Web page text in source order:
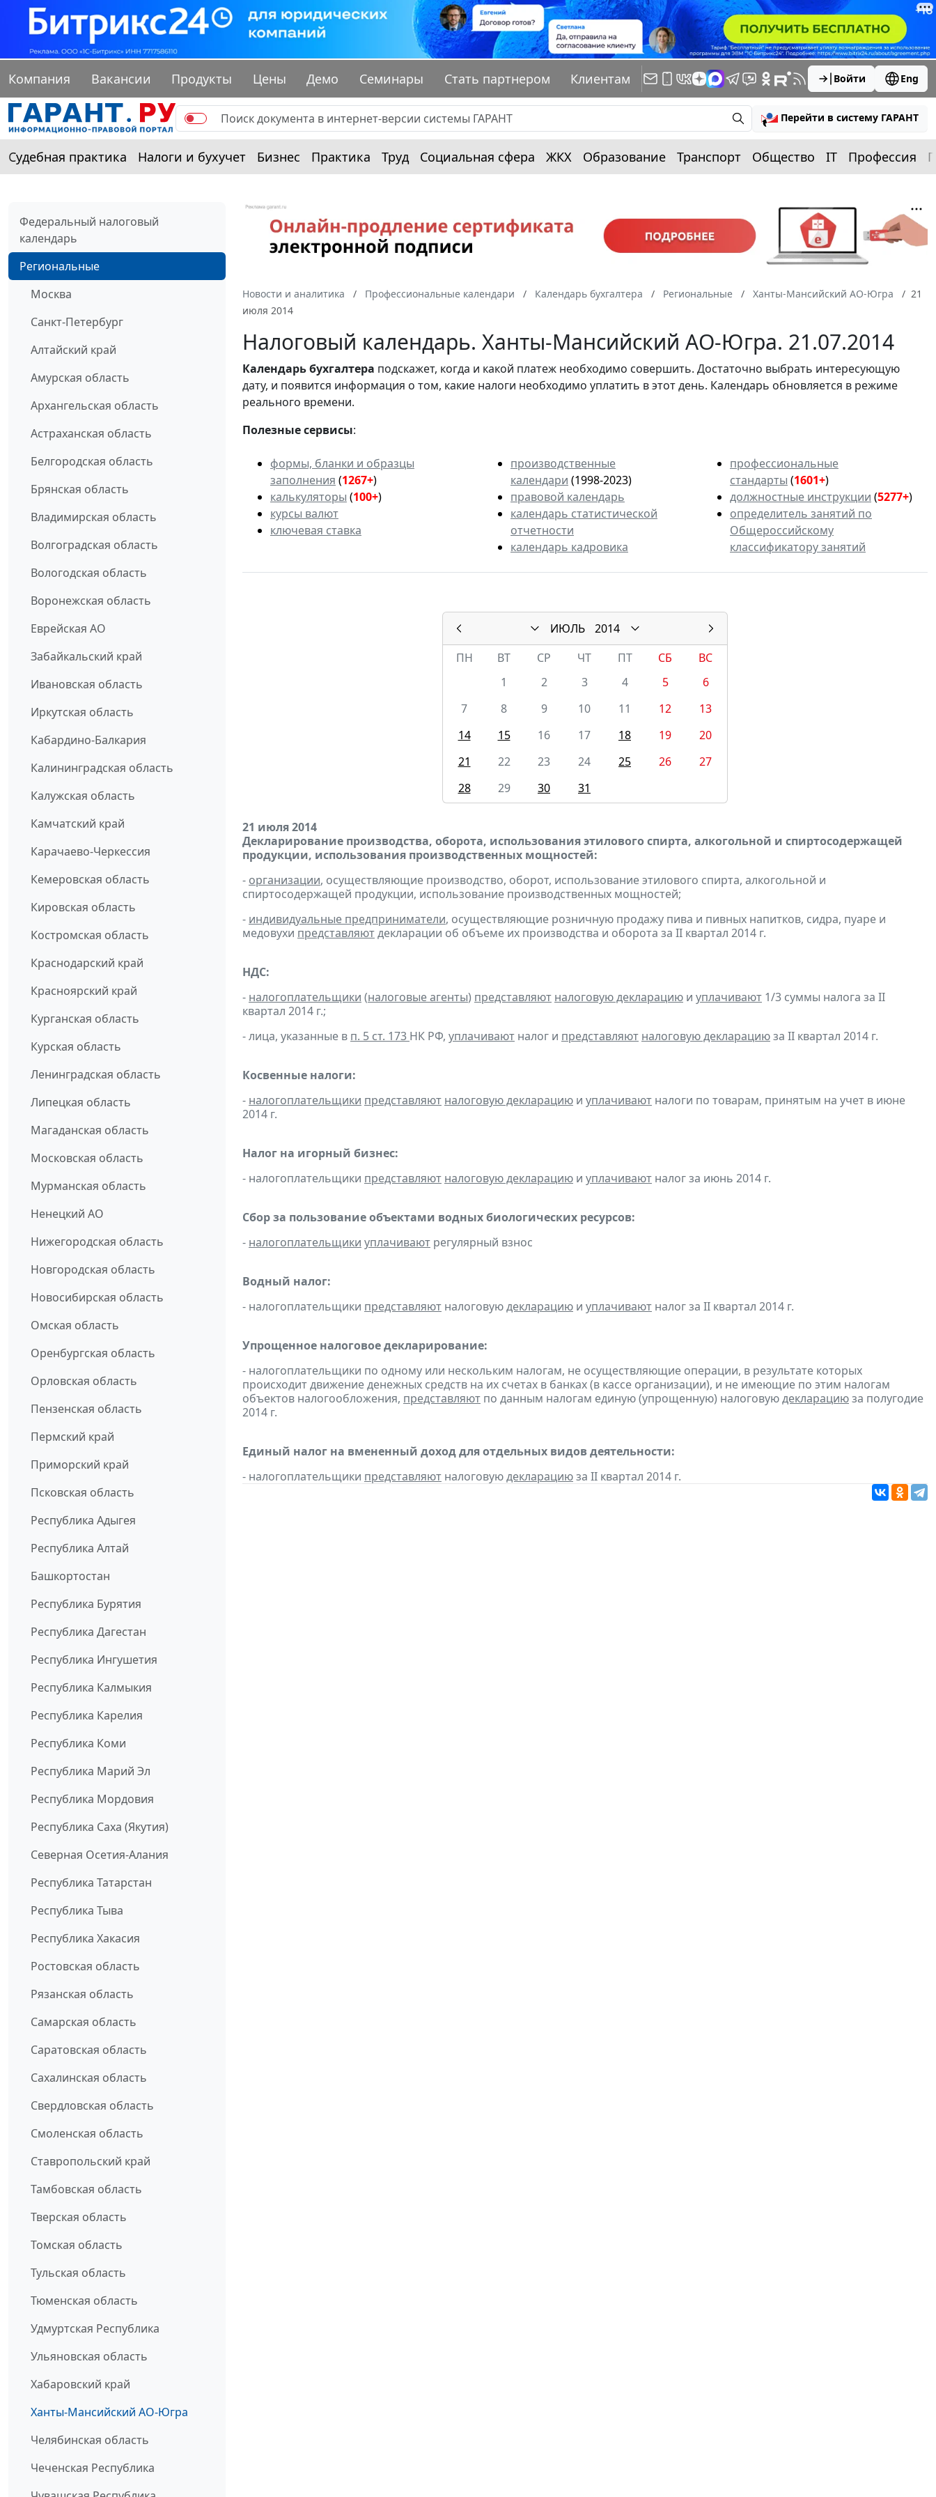
Компания Вакансии Продукты Цены Демо Семинары Стать партнером Клиентам Войти Eng
Перейти в систему ГАРАНТ
Судебная практика Налоги и бухучет Бизнес Практика Труд Социальная сфера ЖКХ Образование Транспорт Общество IT Профессия
Федеральный налоговый
календарь
Региональные
Москва
Санкт-Петербург
Алтайский край
Амурская область
Архангельская область
Астраханская область
Белгородская область
Брянская область
Владимирская область
Волгоградская область
Вологодская область
Воронежская область
Еврейская АО
Забайкальский край
Ивановская область
Иркутская область
Кабардино-Балкария
Калининградская область
Калужская область
Камчатский край
Карачаево-Черкессия
Кемеровская область
Кировская область
Костромская область
Краснодарский край
Красноярский край
Курганская область
Курская область
Ленинградская область
Липецкая область
Магаданская область
Московская область
Мурманская область
Ненецкий АО
Нижегородская область
Новгородская область
Новосибирская область
Омская область
Оренбургская область
Орловская область
Пензенская область
Пермский край
Приморский край
Псковская область
Республика Адыгея
Республика Алтай
Башкортостан
Республика Бурятия
Республика Дагестан
Республика Ингушетия
Республика Калмыкия
Республика Карелия
Республика Коми
Республика Марий Эл
Республика Мордовия
Республика Саха (Якутия)
Северная Осетия-Алания
Республика Татарстан
Республика Тыва
Республика Хакасия
Ростовская область
Рязанская область
Самарская область
Саратовская область
Сахалинская область
Свердловская область
Смоленская область
Ставропольский край
Тамбовская область
Тверская область
Томская область
Тульская область
Тюменская область
Удмуртская Республика
Ульяновская область
Хабаровский край
Ханты-Мансийский АО-Югра
Челябинская область
Чеченская Республика
Новости и аналитика Профессиональные календари Календарь бухгалтера Региональные Ханты-Мансийский АО-Югра
21
июля 2014
Налоговый календарь. Ханты-Мансийский АО-Югра. 21.07.2014
Календарьбухгалтера подскажет, когда и какой платеж необходимо совершить. Достаточно выбрать интересующую
дату, и появится информация о том, какие налоги необходимо уплатить в этот день. Календарь обновляется в режиме
реального времени.
Полезные сервисы:
формы, бланки и образцы
заполнения (1267+)
калькуляторы (100+)
курсы валют
ключевая ставка
производственные
календари (1998-2023)
правовой календарь
календарь статистической
отчетности
календарь кадровика
профессиональные
стандарты (1601+)
должностные инструкции (5277+)
определитель занятий по
Общероссийскому
классификатору занятий
ИЮЛЬ
2014
ПН
ВТ СР ЧТ ПТ СБ
ВС
1
2 3 4 5
6
7
8 9 10 11 12
13
14
15 16 17 18 19
20
21
22 23 24 25 26
27
28
29 30 31
21 июля 2014
Декларирование производства, оборота, использования этилового спирта, алкогольной и спиртосодержащей
продукции, использования производственных мощностей:
- организации, осуществляющие производство, оборот, использование этилового спирта, алкогольной и
спиртосодержащей продукции, использование производственных мощностей;
- индивидуальные предприниматели, осуществляющие розничную продажу пива и пивных напитков, сидра, пуаре и
медовухи представляютдекларации об объеме их производства и оборота за II квартал 2014 г.
НДС:
- налогоплательщики (налоговые агенты) представляют налоговую декларацию и уплачивают 1/3 суммы налога за II
квартал 2014 г.;
- лица, указанные в п. 5 ст. 173 НК РФ, уплачивают налог и представляют налоговую декларациюза II квартал 2014 г.
Косвенные налоги:
- налогоплательщики представляют налоговую декларацию и уплачивают налоги по товарам, принятым на учет в июне
2014 г.
Налог на игорный бизнес:
- налогоплательщики представляют налоговую декларацию и уплачивают налог за июнь 2014 г.
Сбор за пользование объектами водных биологических ресурсов:
- налогоплательщики уплачивают регулярный взнос
Водный налог:
- налогоплательщики представляют налоговуюдекларацию и уплачивают налог за II квартал 2014 г.
Упрощенное налоговое декларирование:
- налогоплательщики по одному или нескольким налогам, не осуществляющие операции, в результате которых
происходит движение денежных средств на их счетах в банках (в кассе организации), и не имеющие по этим налогам
объектов налогообложения, представляют по данным налогам единую (упрощенную) налоговуюдекларациюза полугодие
2014 г.
Единый налог на вмененный доход для отдельных видов деятельности:
- налогоплательщики представляют налоговуюдекларациюза II квартал 2014 г.